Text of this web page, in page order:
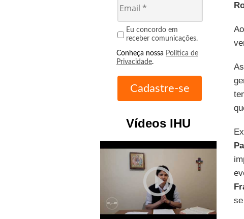
Eu concordo em
receber comunicações.
Conheça nossa Política de
Privacidade.
Vídeos IHU
play_circle_outline